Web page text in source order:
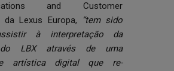
and Customer
da Lexus Europa,
“tem sido
à interpretação da
LBX através de uma
artística digital que re-